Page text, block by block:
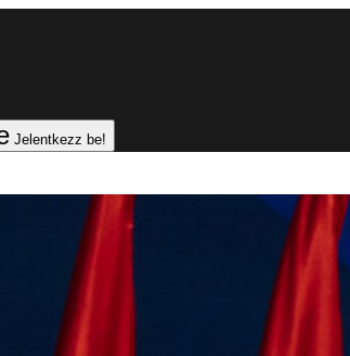
Jelentkezz be!